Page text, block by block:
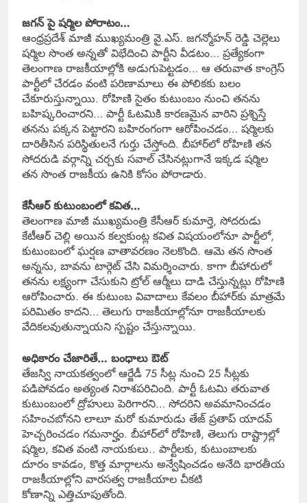
జగన్ పై షర్మిల పోరాటం…
ఆంధ్రప్రదేశ్ మాజీ ముఖ్యమంత్రి వై.ఎస్. జగన్మోహన్ రెడ్డి చెల్లెలు
షర్మిల సొంత అన్నతో విభేదించి పార్టీని వీడటం… ప్రత్యేకంగా
తెలంగాణ రాజకీయాల్లోకి అడుగుపెట్టడం… ఆ తరువాత కాంగ్రెస్
పార్టీలో చేరడం వంటి పరిణామాలు ఈ పోలికకు బలం
చేకూరుస్తున్నాయి. రోహిణి సైతం కుటుంబం నుంచి తనను
బహిష్కరించారని… పార్టీ ఓటమికి కారణమైన వారిని ప్రశ్నిస్తే
తనను పక్కన పెట్టారని బహిరంగంగా ఆరోపించడం… షర్మిలకు
దారితీసిన పరిస్థితులనే గుర్తు చేస్తోంది. బీహార్‌లో రోహిణి తన
సోదరుడి వర్గాన్ని చర్చకు సవాల్ చేసినట్లుగానే ఇక్కడ షర్మిల
తన సొంత రాజకీయ ఉనికి కోసం పోరాడారు.
కేసీఆర్ కుటుంబంలో కవిత…
తెలంగాణ మాజీ ముఖ్యమంత్రి కేసీఆర్ కుమార్తె, సోదరుడు
కేటీఆర్ చెల్లి అయిన కల్వకుంట్ల కవిత విషయంలోనూ పార్టీలో,
కుటుంబంలో ఘర్షణ వాతావరణం నెలకొంది. ఆమె తన సొంత
అన్నను, బావను టార్గెట్ చేసి విమర్శించారు. కాగా బీహారులో
తనను లక్ష్యంగా చేసుకుని ట్రోల్ ఆర్మీలు దాడి చేస్తున్నట్లు రోహిణి
ఆరోపించారు. ఈ కుటుంబ వివాదాలు కేవలం బీహార్‌కు మాత్రమే
పరిమితం కాదని… తెలుగు రాజకీయాల్లోనూ రాజకీయాలకు
వేదికలవుతున్నాయని స్పష్టం చేస్తున్నాయి.
అధికారం చేజారితే… బంధాలు ఔట్
తేజస్వి నాయకత్వంలో ఆర్జేడీ 75 సీట్ల నుంచి 25 సీట్లకు
పడిపోవడం అత్యంత నిరాశపరిచింది. పార్టీ ఓటమి తరువాత
కుటుంబంలో ద్రోహులు పెరిగారని… సోదరిని అవమానించడం
సహించబోనని లాలూ మరో కుమారుడు తేజ్ ప్రతాప్ యాదవ్
హెచ్చరించడం గమనార్హం. బీహార్‌లో రోహిణి, తెలుగు రాష్ట్రాల్లో
షర్మిల, కవిత వంటి నాయకులు.. పార్టీలకు, కుటుంబాలకు
దూరం కావడం, కొత్త మార్గాలను అన్వేషించడం అనేది భారతీయ
రాజకీయాల్లోని వారసత్వ రాజకీయాల చీకటి
కోణాన్ని ఎత్తిచూపుతోంది.